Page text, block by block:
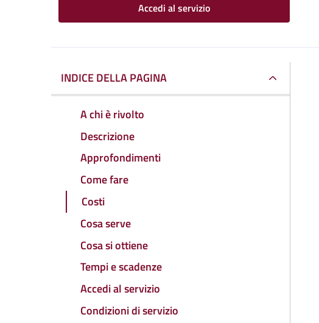
Accedi al servizio
INDICE DELLA PAGINA
A chi è rivolto
Descrizione
Approfondimenti
Come fare
Costi
Cosa serve
Cosa si ottiene
Tempi e scadenze
Accedi al servizio
Condizioni di servizio